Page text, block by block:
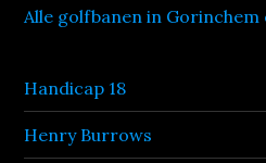
Alle golfbanen in Gorinchem
Handicap 18
Henry Burrows